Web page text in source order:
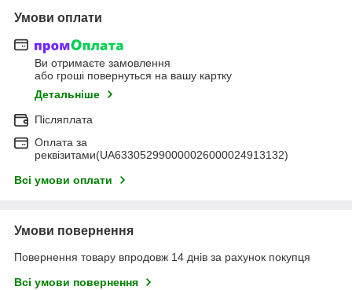
Умови оплати
Ви отримаєте замовлення
або гроші повернуться на вашу картку
Детальніше
Післяплата
Оплата за
реквізитами(UA633052990000026000024913132)
Всі умови оплати
Умови повернення
Повернення товару впродовж 14 днів за рахунок покупця
Всі умови повернення